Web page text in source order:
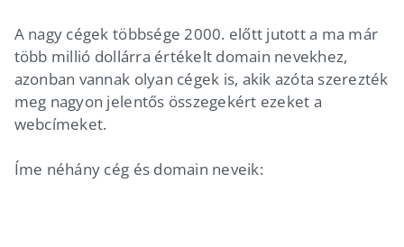
A nagy cégek többsége 2000. előtt jutott a ma már
több millió dollárra értékelt domain nevekhez,
azonban vannak olyan cégek is, akik azóta szerezték
meg nagyon jelentős összegekért ezeket a
webcímeket.
Íme néhány cég és domain neveik: